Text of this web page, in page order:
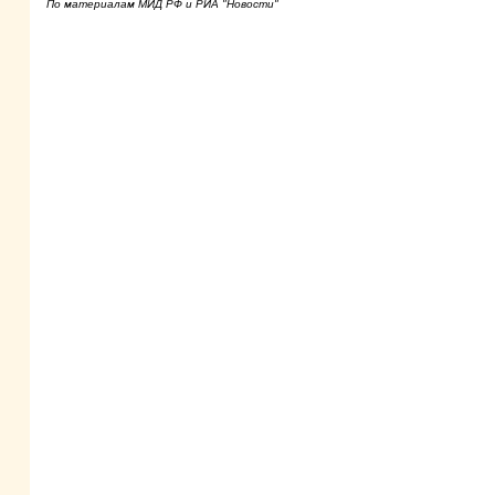
По материалам МИД РФ и РИА "Новости"